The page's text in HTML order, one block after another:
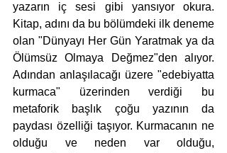
yazarın iç sesi gibi yansıyor okura.
Kitap, adını da bu bölümdeki ilk deneme
olan "Dünyayı Her Gün Yaratmak ya da
Ölümsüz Olmaya Değmez"den alıyor.
Adından anlaşılacağı üzere "edebiyatta
kurmaca" üzerinden verdiği bu
metaforik başlık çoğu yazının da
paydası özelliği taşıyor. Kurmacanın ne
olduğu ve neden var olduğu,